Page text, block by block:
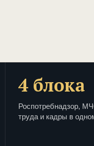
4 блока
Роспотребнадзор,
труда и кадры в